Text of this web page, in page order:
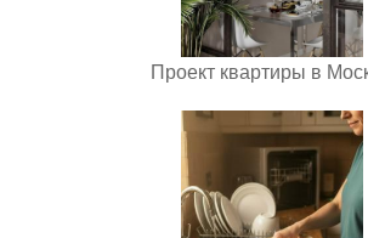
Проект квартиры в